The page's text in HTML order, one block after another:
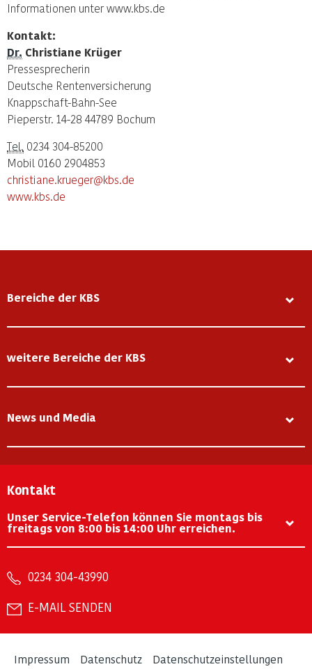
Informationen unter www.kbs.de
Kontakt:
Dr. Christiane Krüger
Pressesprecherin
Deutsche Rentenversicherung
Knappschaft-Bahn-See
Pieperstr. 14-28 44789 Bochum
Tel. 0234 304-85200
Mobil 0160 2904853
christiane.krueger@kbs.de
www.kbs.de
Bereiche der KBS
weitere Bereiche der KBS
News und Media
Kontakt
Unser Service-Telefon können Sie montags bis
freitags von 8:00 bis 14:00 Uhr erreichen.
0234 304-43990
E-MAIL SENDEN
Impressum Datenschutz Datenschutzeinstellungen